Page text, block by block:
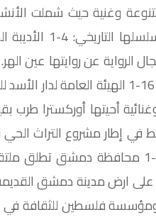
فعاليات ثقافية متنوعة وغنية حيث
وفيما يلي أبرز هذه
تتسلم 200 كتاب هدية من سفارة الهند بدمشق. 16-1
أحيتها أوركسترا طرب
في إطار مشروع التراث
الذي أطلقته وزارة الثقافة قبل ثلاث سنوات.